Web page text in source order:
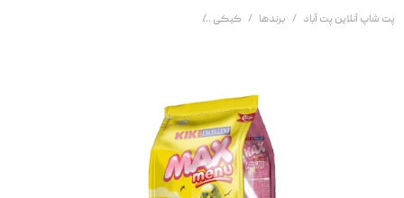
پت شاپ آنلاین پت آباد برندها کیکی